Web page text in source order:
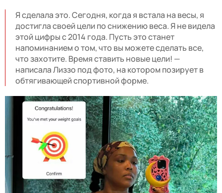
Я сделала это. Сегодня, когда я встала на весы, я
достигла своей цели по снижению веса. Я не видела
этой цифры с 2014 года. Пусть это станет
напоминанием о том, что вы можете сделать всe,
что захотите. Время ставить новые цели! —
написала Лиззо под фото, на котором позирует в
обтягивающей спортивной форме.